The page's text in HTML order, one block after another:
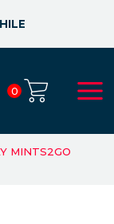
0
MINTS2GO